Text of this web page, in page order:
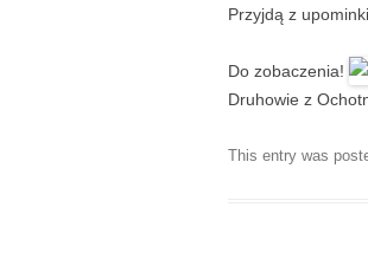
Przyjdą z
Do zobaczenia!
Druhowie z
This entry was